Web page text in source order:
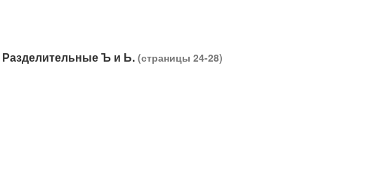
Разделительные Ъ и Ь.(страницы 24-28)